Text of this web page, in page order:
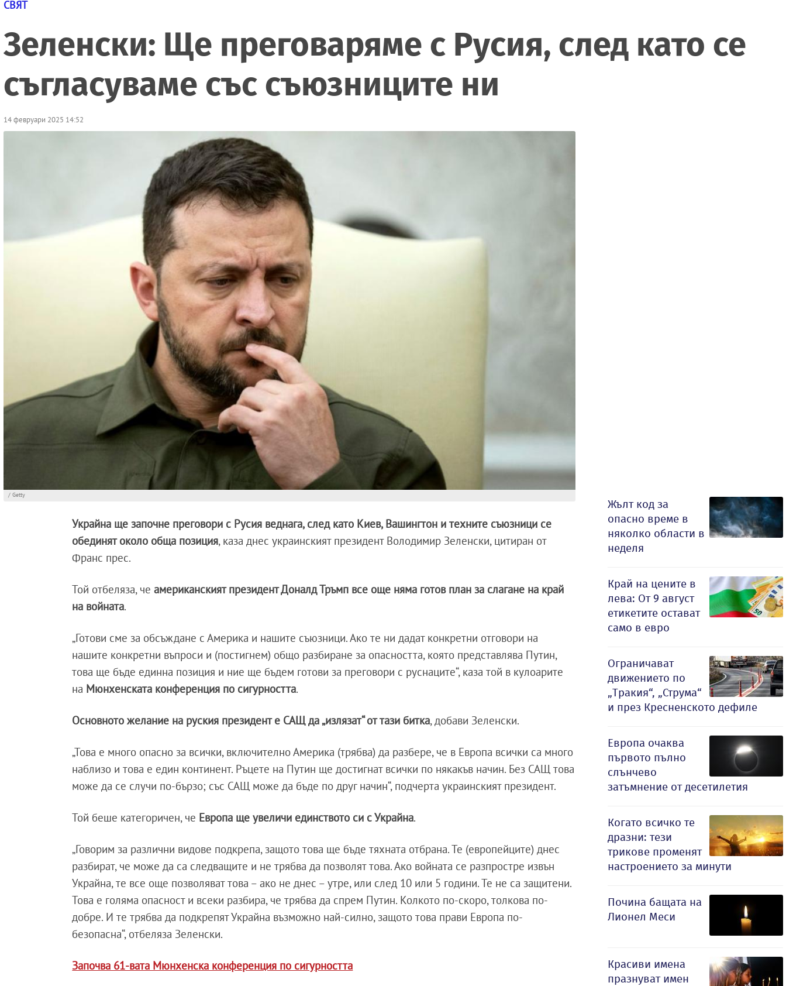
СВЯТ
Зеленски: Ще преговаряме с Русия, след като се
съгласуваме със съюзниците ни
14 февруари 2025 14:52
/ Getty
Украйна ще започне преговори с Русия веднага, след като Киев, Вашингтон и техните съюзници се
обединят около обща позиция, каза днес украинският президент Володимир Зеленски, цитиран от
Франс прес.
Той отбеляза, чеамериканският президент Доналд Тръмп все още няма готов план за слагане на край
на войната.
„Готови сме за обсъждане с Америка и нашите съюзници. Ако те ни дадат конкретни отговори на
нашите конкретни въпроси и (постигнем) общо разбиране за опасността, която представлява Путин,
това ще бъде единна позиция и ние ще бъдем готови за преговори с руснаците“, каза той в кулоарите
на Мюнхенската конференция по сигурността.
Основното желание на руския президент е САЩ да „излязат“ от тази битка, добави Зеленски.
„Това е много опасно за всички, включително Америка (трябва) да разбере, че в Европа всички са много
наблизо и това е един континент. Ръцете на Путин ще достигнат всички по някакъв начин. Без САЩ това
може да се случи по-бързо; със САЩ може да бъде по друг начин“, подчерта украинският президент.
Той беше категоричен, че Европа ще увеличи единството си с Украйна.
„Говорим за различни видове подкрепа, защото това ще бъде тяхната отбрана. Те (европейците) днес
разбират, че може да са следващите и не трябва да позволят това. Ако войната се разпростре извън
Украйна, те все още позволяват това – ако не днес – утре, или след 10 или 5 години. Те не са защитени.
Това е голяма опасност и всеки разбира, че трябва да спрем Путин. Колкото по-скоро, толкова по-
добре. И те трябва да подкрепят Украйна възможно най-силно, защото това прави Европа по-
безопасна“, отбеляза Зеленски.
Започва 61-вата Мюнхенска конференция по сигурността
Жълт код за
опасно време в
няколко области в
неделя
Край на цените в
лева: От 9 август
етикетите остават
само в евро
Ограничават
движението по
„Тракия“, „Струма“
и през Кресненското дефиле
Европа очаква
първото пълно
слънчево
затъмнение от десетилетия
Когато всичко те
дразни: тези
трикове променят
настроението за минути
Почина бащата на
Лионел Меси
Красиви имена
празнуват имен